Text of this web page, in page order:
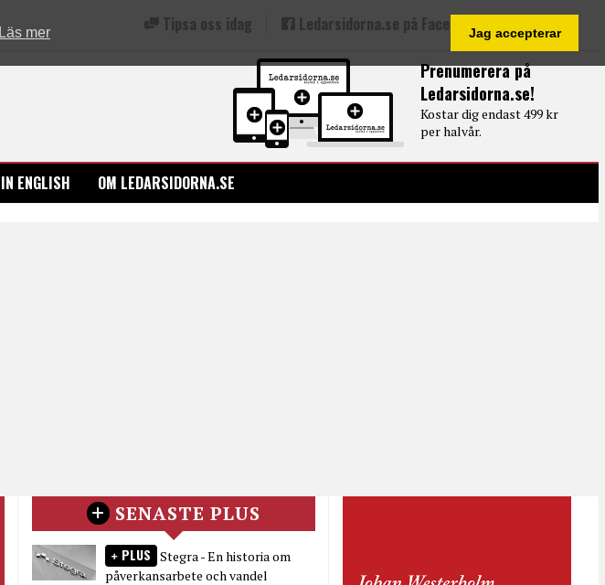
Läs mer Jag accepterar
Prenumerera på
Ledarsidorna.se!
Kostar dig endast 499 kr
per halvår.
Tipsa oss idag Ledarsidorna.se på Facebook
IN ENGLISH OM LEDARSIDORNA.SE
SENASTE PLUS
PLUS Stegra - En historia om
påverkansarbete och vandel